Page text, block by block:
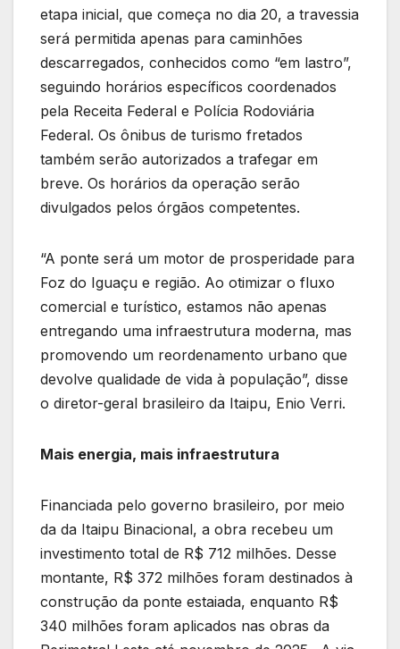
etapa inicial, que começa no dia 20, a travessia
será permitida apenas para caminhões
descarregados, conhecidos como “em lastro”,
seguindo horários específicos coordenados
pela Receita Federal e Polícia Rodoviária
Federal. Os ônibus de turismo fretados
também serão autorizados a trafegar em
breve. Os horários da operação serão
divulgados pelos órgãos competentes.
“A ponte será um motor de prosperidade para
Foz do Iguaçu e região. Ao otimizar o fluxo
comercial e turístico, estamos não apenas
entregando uma infraestrutura moderna, mas
promovendo um reordenamento urbano que
devolve qualidade de vida à população”, disse
o diretor-geral brasileiro da Itaipu, Enio Verri.
Mais energia, mais infraestrutura
Financiada pelo governo brasileiro, por meio
da da Itaipu Binacional, a obra recebeu um
investimento total de R$ 712 milhões. Desse
montante, R$ 372 milhões foram destinados à
construção da ponte estaiada, enquanto R$
340 milhões foram aplicados nas obras da